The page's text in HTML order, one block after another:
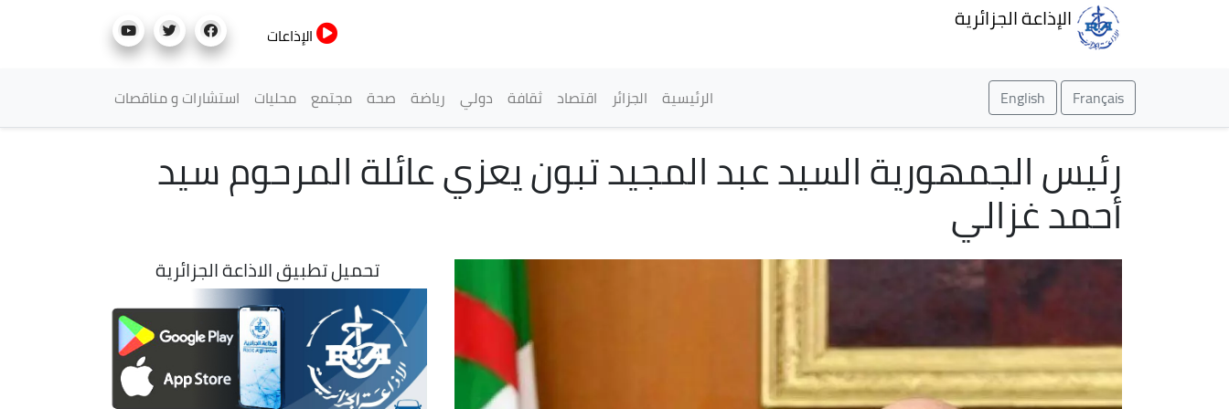
الإذاعة الجزائرية
الإذاعات
Français
English القائمة الرئيسية
الرئيسية الجزائر اقتصاد ثقافة دولي رياضة صحة مجتمع محليات استشارات و مناقصات
رئيس الجمهورية السيد عبد المجيد تبون يعزي عائلة المرحوم سيد
أحمد غزالي
تحميل تطبيق الاذاعة الجزائرية